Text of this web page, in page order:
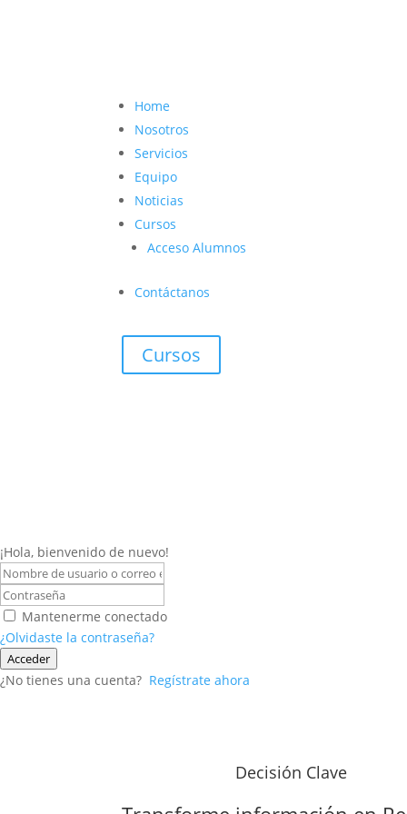
Home
Nosotros
Servicios
Equipo
Noticias
Cursos
Acceso Alumnos
Contáctanos
Cursos
¡Hola, bienvenido de nuevo!
Mantenerme conectado
¿Olvidaste la contraseña?
Acceder
¿No tienes una cuenta? Regístrate ahora
Decisión Clave